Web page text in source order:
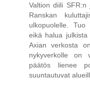
Valtion diili SFR:n
Ranskan
ulkopuolelle. Tuo
eikä halua
Axian verkosta
nykyverkolle on
päätös lienee
suuntautuvat